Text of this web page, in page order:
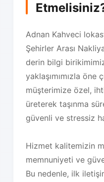
Adnan Kahveci
Şehirler Arası
derin bilgi
yaklaşımımızla öne
müşterimize özel,
üreterek taşınma
güvenli ve stressiz
Hizmet kalitemizin
memnuniyeti ve
Bu nedenle, ilk